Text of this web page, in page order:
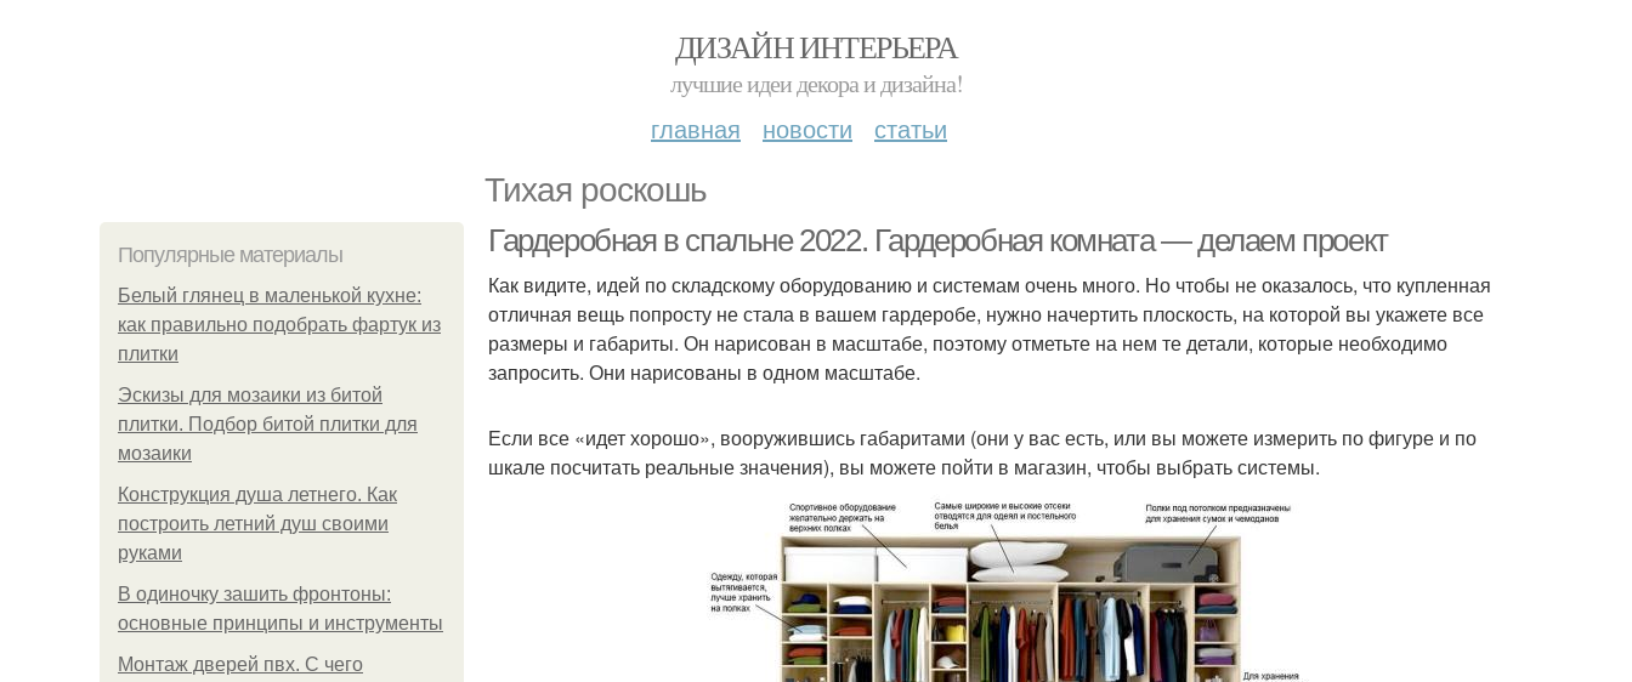
ДИЗАЙН ИНТЕРЬЕРА
лучшие идеи декора и дизайна!
главная новости статьи
Тихая роскошь
Популярные материалы
Белый глянец в маленькой кухне:
как правильно подобрать фартук из
плитки
Эскизы для мозаики из битой
плитки. Подбор битой плитки для
мозаики
Конструкция душа летнего. Как
построить летний душ своими
руками
В одиночку зашить фронтоны:
основные принципы и инструменты
Монтаж дверей пвх. С чего
Гардеробная в спальне 2022. Гардеробная комната — делаем проект
Как видите, идей по складскому оборудованию и системам очень много. Но чтобы не оказалось, что купленная
отличная вещь попросту не стала в вашем гардеробе, нужно начертить плоскость, на которой вы укажете все
размеры и габариты. Он нарисован в масштабе, поэтому отметьте на нем те детали, которые необходимо
запросить. Они нарисованы в одном масштабе.
Если все «идет хорошо», вооружившись габаритами (они у вас есть, или вы можете измерить по фигуре и по
шкале посчитать реальные значения), вы можете пойти в магазин, чтобы выбрать системы.